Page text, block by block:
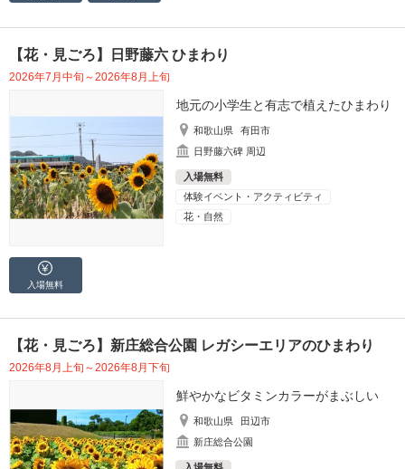
【花・見ごろ】日野藤六 ひまわり
2026年7月中旬～2026年8月上旬
地元の小学生と有志で植えたひまわり
和歌山県
有田市
日野藤六碑 周辺
入場無料
体験イベント・アクティビティ
花・自然
入場無料
【花・見ごろ】新庄総合公園 レガシーエリアのひまわり
2026年8月上旬～2026年8月下旬
鮮やかなビタミンカラーがまぶしい
和歌山県
田辺市
新庄総合公園